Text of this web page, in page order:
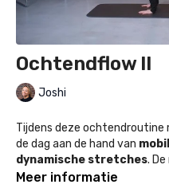
Ochtendflow II
Joshi
Tijdens deze ochtendroutine
de dag aan de hand van
dynamische stretches.
volledige lichaamen is
Meer informatie